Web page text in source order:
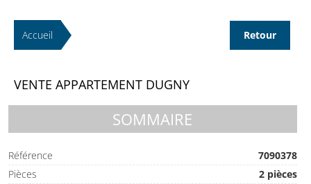
Accueil Retour
VENTE APPARTEMENT DUGNY
SOMMAIRE
Référence
7090378
Pièces
2 pièces